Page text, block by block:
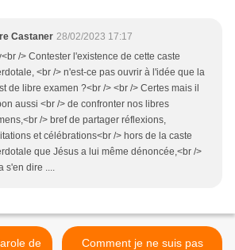
Castaner 28/02/2023 17:17
/> Contester l'existence de cette caste
<br /> n'est-ce pas ouvrir à l'idée que la
de libre examen ?<br /> <br /> Certes mais il
aussi <br /> de confronter nos libres
/> bref de partager réflexions,
et célébrations<br /> hors de la caste
que Jésus a lui même dénoncée,<br />
s'en dire ....
Comment je ne suis pas